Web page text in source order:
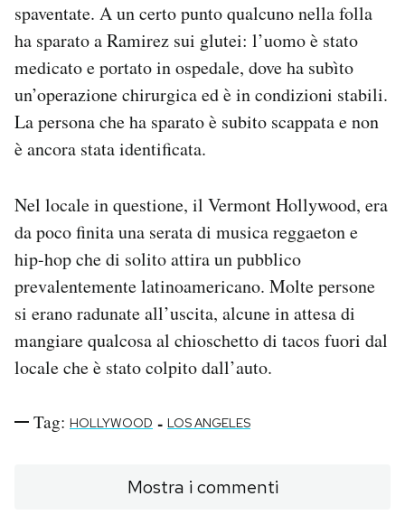
spaventate. A un certo punto qualcuno nella folla
ha sparato a Ramirez sui glutei: l’uomo è stato
medicato e portato in ospedale, dove ha subìto
un’operazione chirurgica ed è in condizioni stabili.
La persona che ha sparato è subito scappata e non
è ancora stata identificata.
Nel locale in questione, il Vermont Hollywood, era
da poco finita una serata di musica reggaeton e
hip-hop che di solito attira un pubblico
prevalentemente latinoamericano. Molte persone
si erano radunate all’uscita, alcune in attesa di
mangiare qualcosa al chioschetto di tacos fuori dal
locale che è stato colpito dall’auto.
Tag: HOLLYWOOD - LOS ANGELES
Mostra i commenti